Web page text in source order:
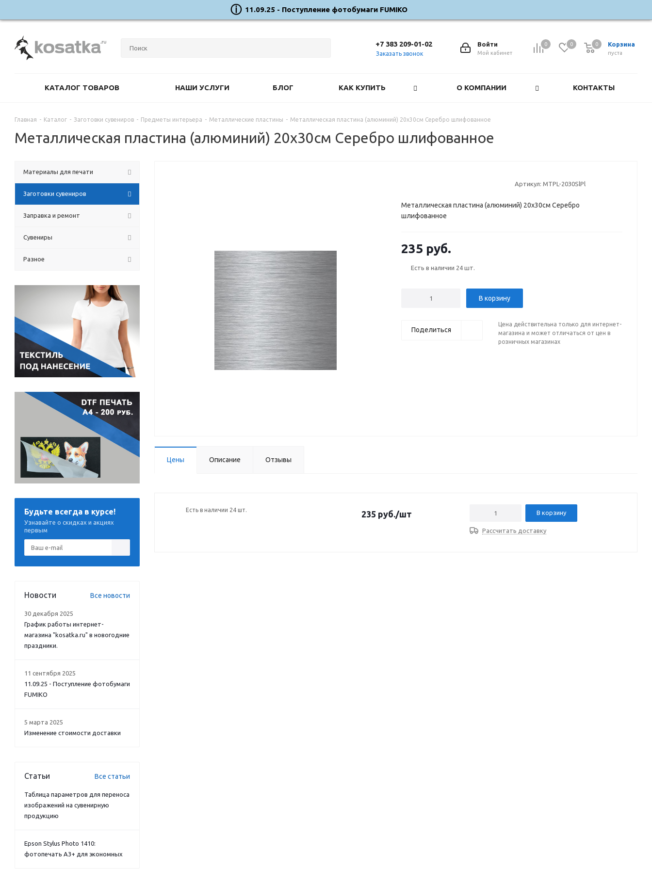
11.09.25 - Поступление фотобумаги FUMIKO
0 0 Корзина
0
пуста
0
Войти
Мой кабинет
+7 383 209-01-02
Заказать звонок
КАТАЛОГ ТОВАРОВ НАШИ УСЛУГИ БЛОГ КАК КУПИТЬ О КОМПАНИИ КОНТАКТЫ
Главная - Каталог - Заготовки сувениров - Предметы интерьера - Металлические пластины - Металлическая пластина (алюминий) 20х30см Серебро шлифованное
Металлическая пластина (алюминий) 20х30см Серебро шлифованное
Артикул: MTPL-2030SlPl
Металлическая пластина (алюминий) 20х30см Серебро
шлифованное
235 руб.
Есть в наличии 24 шт.
В корзину
Поделиться
Цена действительна только для интернет-
магазина и может отличаться от цен в
розничных магазинах
Цены Описание Отзывы
Есть в наличии 24 шт. 235 руб./шт В корзину
Рассчитать доставку
Материалы для печати
Заготовки сувениров
Заправка и ремонт
Сувениры
Разное
Будьте всегда в курсе!
Узнавайте о скидках и акциях
первым
Новости Все новости
30 декабря 2025
График работы интернет-
магазина "kosatka.ru" в новогодние
праздники.
11 сентября 2025
11.09.25 - Поступление фотобумаги
FUMIKO
5 марта 2025
Изменение стоимости доставки
Статьи Все статьи
Таблица параметров для переноса
изображений на сувенирную
продукцию
Epson Stylus Photo 1410:
фотопечать А3+ для экономных